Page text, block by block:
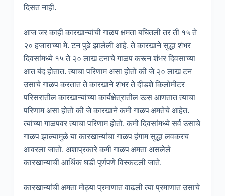
दिसत नाही.
आज जर काही कारखान्यांची गाळप क्षमता बघितली तर ती १५ ते
२० हजाराच्या मे. टन पुढे झालेली आहे. ते कारखाने सुद्धा शंभर
दिवसांमध्ये १५ ते २० लाख टनाचे गाळप करून शंभर दिवसाच्या
आत बंद होतात. त्याचा परिणाम असा होतो की जे २० लाख टन
उसाचे गाळप करतात ते कारखाने शंभर ते दीडशे किलोमीटर
परिसरातील कारखान्यांच्या कार्यक्षेत्रातील ऊस आणतात त्याचा
परिणाम असा होतो की जे कारखाने कमी गाळप क्षमतेचे आहेत.
त्यांच्या गाळपवर त्याचा परिणाम होतो. कमी दिवसांमध्ये सर्व उसाचे
गाळप झाल्यामुळे या कारखान्यांचा गाळप हंगाम सुद्धा लवकरच
आवरला जातो. अशाप्रकारे कमी गाळप क्षमता असलेले
कारखान्याची आर्थिक घडी पूर्णपणे विस्कटली जाते.
कारखान्यांची क्षमता मोठ्या प्रमाणात वाढली त्या प्रमाणात उसाचे